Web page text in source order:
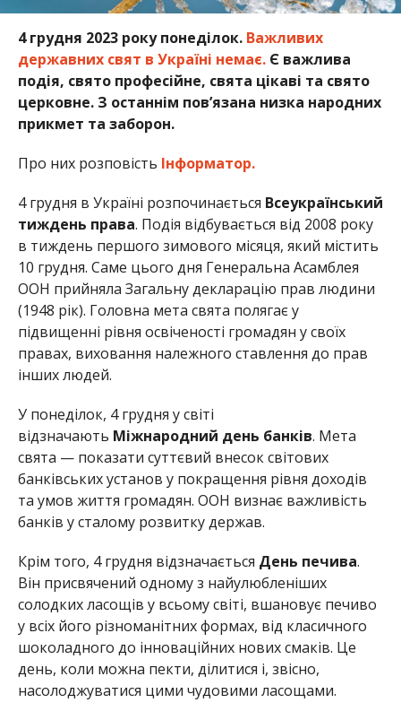
4 грудня 2023 року понеділок. Важливих
державних свят в Україні немає.Є важлива
подія, свято професійне, свята цікаві та свято
церковне. З останнім пов’язана низка народних
прикмет та заборон.
Про них розповість Інформатор.
4 грудня в Україні розпочинається Всеукраїнський
тиждень права. Подія відбувається від 2008 року
в тиждень першого зимового місяця, який містить
10 грудня. Саме цього дня Генеральна Асамблея
ООН прийняла Загальну декларацію прав людини
(1948 рік). Головна мета свята полягає у
підвищенні рівня освіченості громадян у своїх
правах, виховання належного ставлення до прав
інших людей.
У понеділок, 4 грудня у світі
відзначають Міжнародний день банків. Мета
свята — показати суттєвий внесок світових
банківських установ у покращення рівня доходів
та умов життя громадян. ООН визнає важливість
банків у сталому розвитку держав.
Крім того, 4 грудня відзначається День печива.
Він присвячений одному з найулюбленіших
солодких ласощів у всьому світі, вшановує печиво
у всіх його різноманітних формах, від класичного
шоколадного до інноваційних нових смаків. Це
день, коли можна пекти, ділитися і, звісно,
насолоджуватися цими чудовими ласощами.